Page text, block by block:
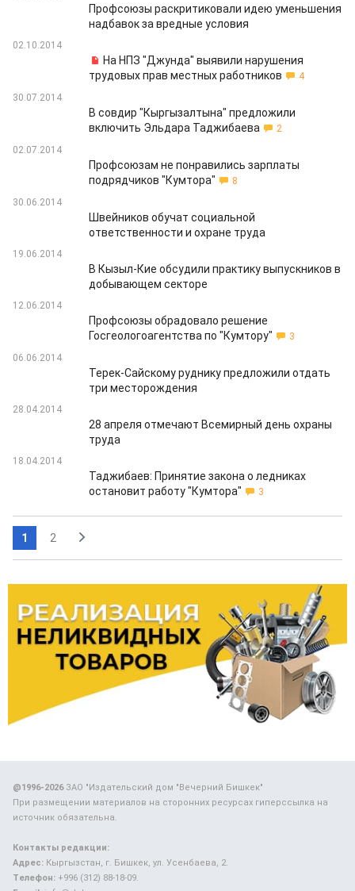
Профсоюзы раскритиковали идею уменьшения
надбавок за вредные условия
02.10.2014
На НПЗ "Джунда" выявили нарушения
трудовых прав местных работников
4
30.07.2014
В совдир "Кыргызалтына" предложили
включить Эльдара Таджибаева
2
02.07.2014
Профсоюзам не понравились зарплаты
подрядчиков "Кумтора"
8
30.06.2014
Швейников обучат социальной
ответственности и охране труда
19.06.2014
В Кызыл-Кие обсудили практику выпускников в
добывающем секторе
12.06.2014
Профсоюзы обрадовало решение
Госгеологоагентства по "Кумтору"
3
06.06.2014
Терек-Сайскому руднику предложили отдать
три месторождения
28.04.2014
28 апреля отмечают Всемирный день охраны
труда
18.04.2014
Таджибаев: Принятие закона о ледниках
остановит работу "Кумтора"
3
1 2
@1996-2026ЗАО "Издательский дом "Вечерний Бишкек"
При размещении материалов на сторонних ресурсах гиперссылка на
источник обязательна.
Контакты редакции:
Адрес: Кыргызстан, г. Бишкек, ул. Усенбаева, 2.
Телефон: +996 (312) 88-18-09.